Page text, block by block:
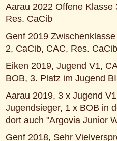
Aarau 2022 Offene Klasse
Res. CaCib
Genf 2019
2, CaCib, CAC, Res.
Eiken 2019, Jugend V1,
BOB, 3. Platz im Jugend
Aarau 2019, 3 x Jugend
Jugendsieger, 1 x BOB in
dort auch "Argovia Junior
Genf 2018, Sehr